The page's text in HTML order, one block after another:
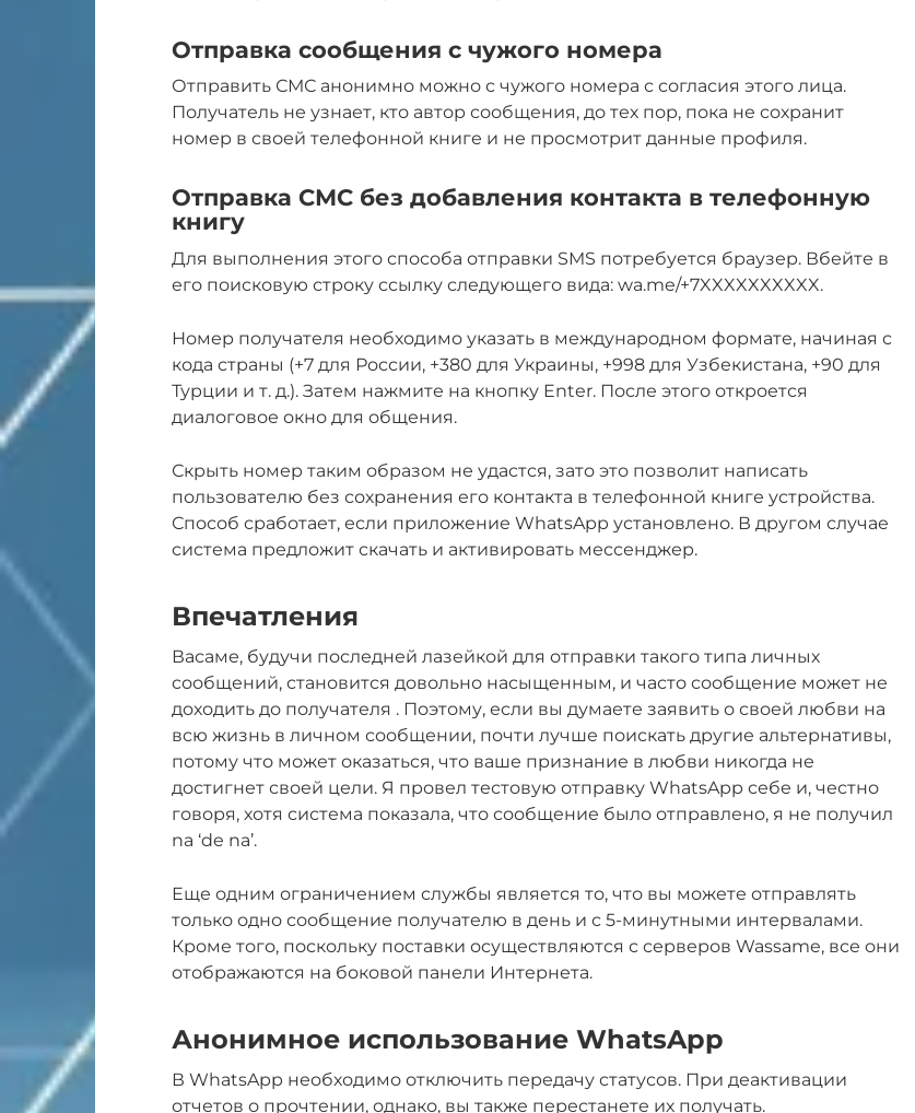
Отправка сообщения с чужого номера
Отправить СМС анонимно можно с чужого номера с согласия этого лица.
Получатель не узнает, кто автор сообщения, до тех пор, пока не сохранит
номер в своей телефонной книге и не просмотрит данные профиля.
Отправка СМС без добавления контакта в телефонную
книгу
Для выполнения этого способа отправки SMS потребуется браузер. Вбейте в
его поисковую строку ссылку следующего вида: wa.me/+7XXXXXXXXXX.
Номер получателя необходимо указать в международном формате, начиная с
кода страны (+7 для России, +380 для Украины, +998 для Узбекистана, +90 для
Турции и т. д.). Затем нажмите на кнопку Enter. После этого откроется
диалоговое окно для общения.
Скрыть номер таким образом не удастся, зато это позволит написать
пользователю без сохранения его контакта в телефонной книге устройства.
Способ сработает, если приложение WhatsApp установлено. В другом случае
система предложит скачать и активировать мессенджер.
Впечатления
Васаме, будучи последней лазейкой для отправки такого типа личных
сообщений, становится довольно насыщенным, и часто сообщение может не
доходить до получателя . Поэтому, если вы думаете заявить о своей любви на
всю жизнь в личном сообщении, почти лучше поискать другие альтернативы,
потому что может оказаться, что ваше признание в любви никогда не
достигнет своей цели. Я провел тестовую отправку WhatsApp себе и, честно
говоря, хотя система показала, что сообщение было отправлено, я не получил
na ‘de na’.
Еще одним ограничением службы является то, что вы можете отправлять
только одно сообщение получателю в день и с 5-минутными интервалами.
Кроме того, поскольку поставки осуществляются с серверов Wassame, все они
отображаются на боковой панели Интернета.
Анонимное использование WhatsApp
В WhatsApp необходимо отключить передачу статусов. При деактивации
отчетов о прочтении, однако, вы также перестанете их получать.